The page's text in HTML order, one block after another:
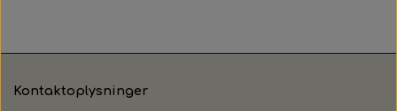
Kontaktoplysninger